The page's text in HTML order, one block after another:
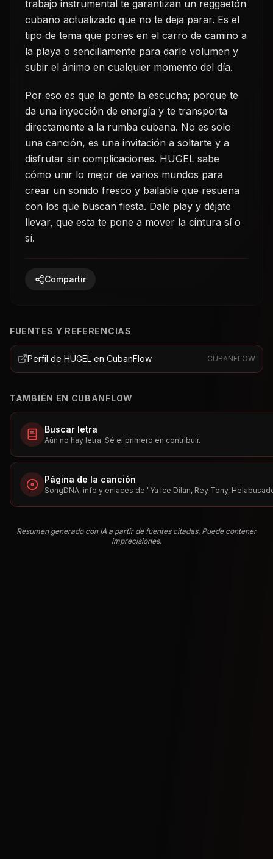
trabajo instrumental te garantizan un reggaetón
cubano actualizado que no te deja parar. Es el
tipo de tema que pones en el carro de camino a
la playa o sencillamente para darle volumen y
subir el ánimo en cualquier momento del día.
Por eso es que la gente la escucha; porque te
da una inyección de energía y te transporta
directamente a la rumba cubana. No es solo
una canción, es una invitación a soltarte y a
disfrutar sin complicaciones. HUGEL sabe
cómo unir lo mejor de varios mundos para
crear un sonido fresco y bailable que resuena
con los que buscan fiesta. Dale play y déjate
llevar, que esta te pone a mover la cintura sí o
sí.
Compartir
FUENTES Y REFERENCIAS
Perfil de HUGEL en CubanFlow CUBANFLOW
TAMBIÉN EN CUBANFLOW
Buscar letra
Aún no hay letra. Sé el primero en contribuir.
Página de la canción
SongDNA, info y enlaces de "Ya Ice Dilan, Rey Tony,
Resumen generado con IA a partir de fuentes citadas. Puede contener
imprecisiones.